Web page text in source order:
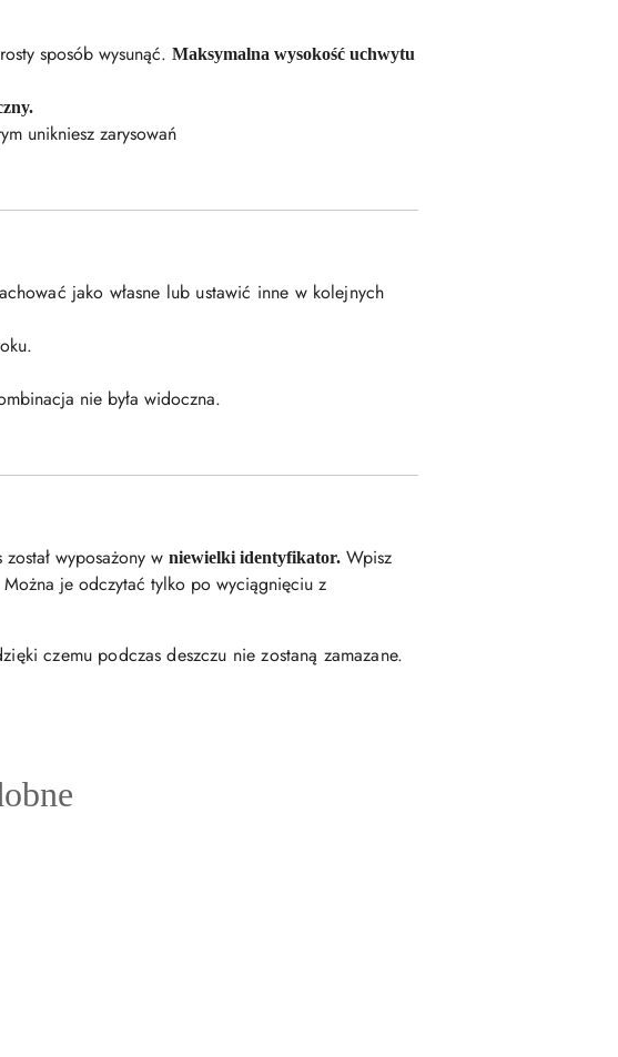
sposób wysunąć. Maksymalna wysokość uchwytu
unikniesz zarysowań
jako własne lub ustawić inne w kolejnych
nie była widoczna.
wyposażony w niewielki identyfikator. Wpisz
je odczytać tylko po wyciągnięciu z
czemu podczas deszczu nie zostaną zamazane.